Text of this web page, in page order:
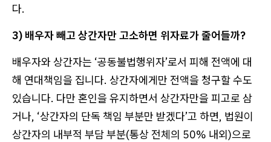
다.
3) 배우자 빼고 상간자만 고소하면 위자료가 줄어들까?
배우자와 상간자는 ‘공동불법행위자’로서 피해 전액에 대
해 연대책임을 집니다. 상간자에게만 전액을 청구할 수도
있습니다. 다만 혼인을 유지하면서 상간자만을 피고로 삼
거나, ‘상간자의 단독 책임 부분만 받겠다’고 하면, 법원이
상간자의 내부적 부담 부분(통상 전체의 50% 내외)으로